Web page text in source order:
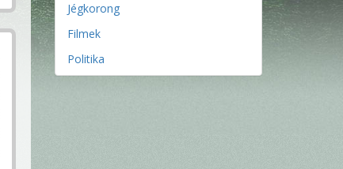
Jégkorong
Filmek
Politika